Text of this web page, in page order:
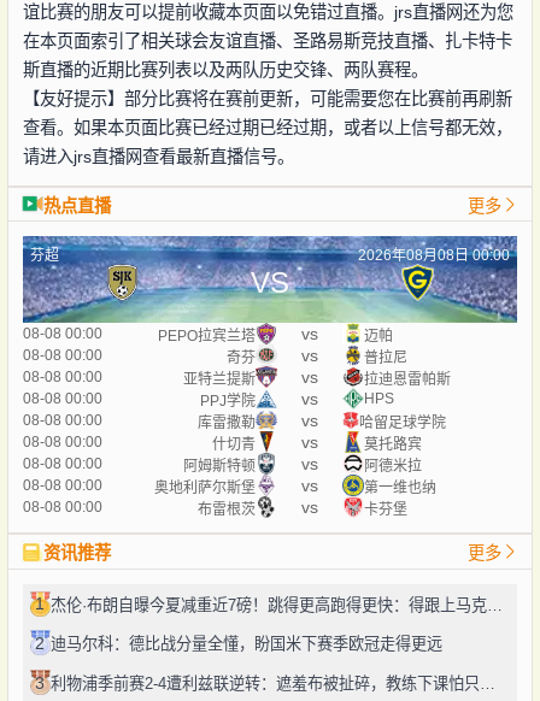
谊比赛的朋友可以提前收藏本页面以免错过直播。jrs直播网还为您
在本页面索引了相关球会友谊直播、圣路易斯竞技直播、扎卡特卡
斯直播的近期比赛列表以及两队历史交锋、两队赛程。
【友好提示】部分比赛将在赛前更新，可能需要您在比赛前再刷新
查看。如果本页面比赛已经过期已经过期，或者以上信号都无效，
请进入jrs直播网查看最新直播信号。
热点直播 更多
芬超 2026年08月08日 00:00
VS
08-08 00:00 PEPO拉宾兰塔 vs
迈帕
08-08 00:00
奇芬 vs
普拉尼
08-08 00:00
亚特兰提斯 vs
拉迪恩雷帕斯
08-08 00:00
PPJ学院 vs
HPS
08-08 00:00
库雷撒勒 vs
哈留足球学院
08-08 00:00
什切青 vs
莫托路宾
08-08 00:00
阿姆斯特顿 vs
阿德米拉
08-08 00:00
奥地利萨尔斯堡 vs
第一维也纳
08-08 00:00
布雷根茨 vs 卡芬堡
资讯推荐 更多
1 杰伦·布朗自曝今夏减重近7磅！跳得更高跑得更快：得跟上马克西、勒布朗的节奏
2 迪马尔科：德比战分量全懂，盼国米下赛季欧冠走得更远
3 利物浦季前赛2-4遭利兹联逆转：遮羞布被扯碎，教练下课怕只是开始